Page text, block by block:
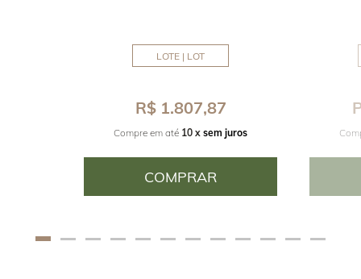
LOTE | LOT
R$ 1.807,87
Compre em até 10 x sem juros
COMPRAR